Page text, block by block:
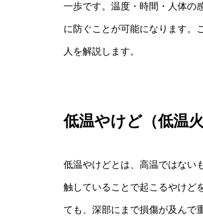
一歩です。温度・時間・人体の
に防ぐことが可能になります。
人を解説します。
低温やけど（低温
低温やけどとは、高温ではない
触していることで起こるやけど
ても、深部にまで損傷が及んで